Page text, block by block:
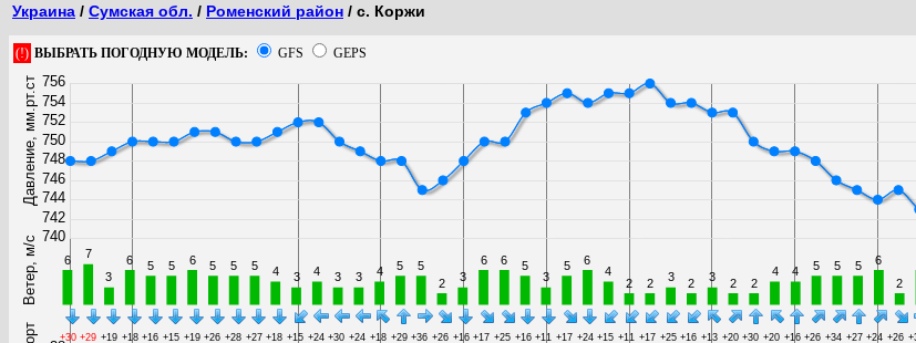
Украина / Сумская обл. / Роменский район / с. Коржи
(!) ВЫБРАТЬ ПОГОДНУЮ МОДЕЛЬ: GFS GEPS